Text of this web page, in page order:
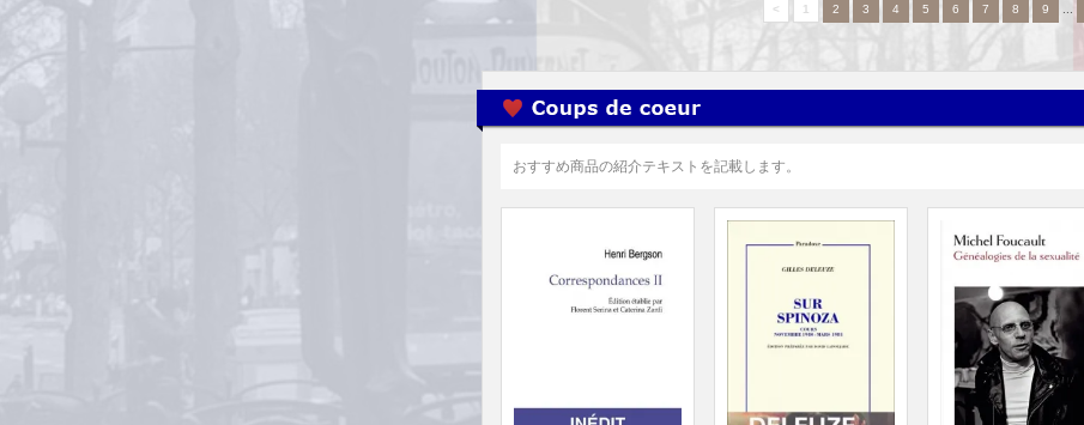
< 1 2 3 4 5 6 7 8 9
おすすめ商品の紹介テキストを記載します。